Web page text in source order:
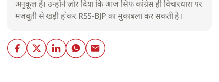
अनुकूल हैं। उन्होंने ज़ोर दिया कि आज सिर्फ कांग्रेस ही विचारधारा पर
मजबूती से खड़ी होकर RSS-BJP का मुकाबला कर सकती है।